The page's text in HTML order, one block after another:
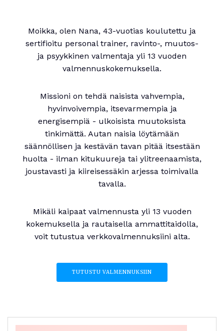
Moikka, olen Nana, 43-vuotias koulutettu ja
sertifioitu personal trainer, ravinto-, muutos-
ja psyykkinen valmentaja yli 13 vuoden
valmennuskokemuksella.
Missioni on tehdä naisista vahvempia,
hyvinvoivempia, itsevarmempia ja
energisempiä - ulkoisista muutoksista
tinkimättä. Autan naisia löytämään
säännöllisen ja kestävän tavan pitää itsestään
huolta - ilman kitukuureja tai ylitreenaamista,
joustavasti ja kiireisessäkin arjessa toimivalla
tavalla.
Mikäli kaipaat valmennusta yli 13 vuoden
kokemuksella ja rautaisella ammattitaidolla,
voit tutustua verkkovalmennuksiini alta.
TUTUSTU VALMENNUKSIIN